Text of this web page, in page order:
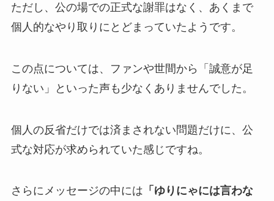
ただし、公の場での正式な謝罪はなく、あくまで
個人的なやり取りにとどまっていたようです。
この点については、ファンや世間から「誠意が足
りない」といった声も少なくありませんでした。
個人の反省だけでは済まされない問題だけに、公
式な対応が求められていた感じですね。
さらにメッセージの中には 「ゆりにゃには言わな